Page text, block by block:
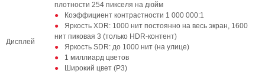
Дисплей
плотности 254 пикселя на дюйм
Коэффициент контрастности 1 000 000:1
Яркость XDR: 1000 нит постоянно на весь экран, 1600
нит пиковая 3 (только HDR-контент)
Яркость SDR: до 1000 нит (на улице)
1 миллиард цветов
Широкий цвет (P3)